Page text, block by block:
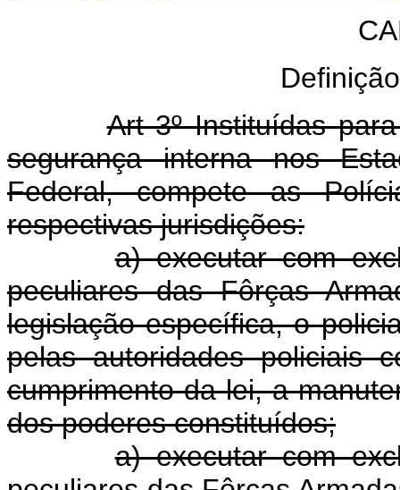
Art 3º Instituídas
segurança interna nos
Federal, compete as
respectivas jurisdições:
a) executar com
peculiares das Fôrças
legislação específica, o
pelas autoridades policiais
cumprimento da lei, a
dos poderes constituídos;
a) executar com